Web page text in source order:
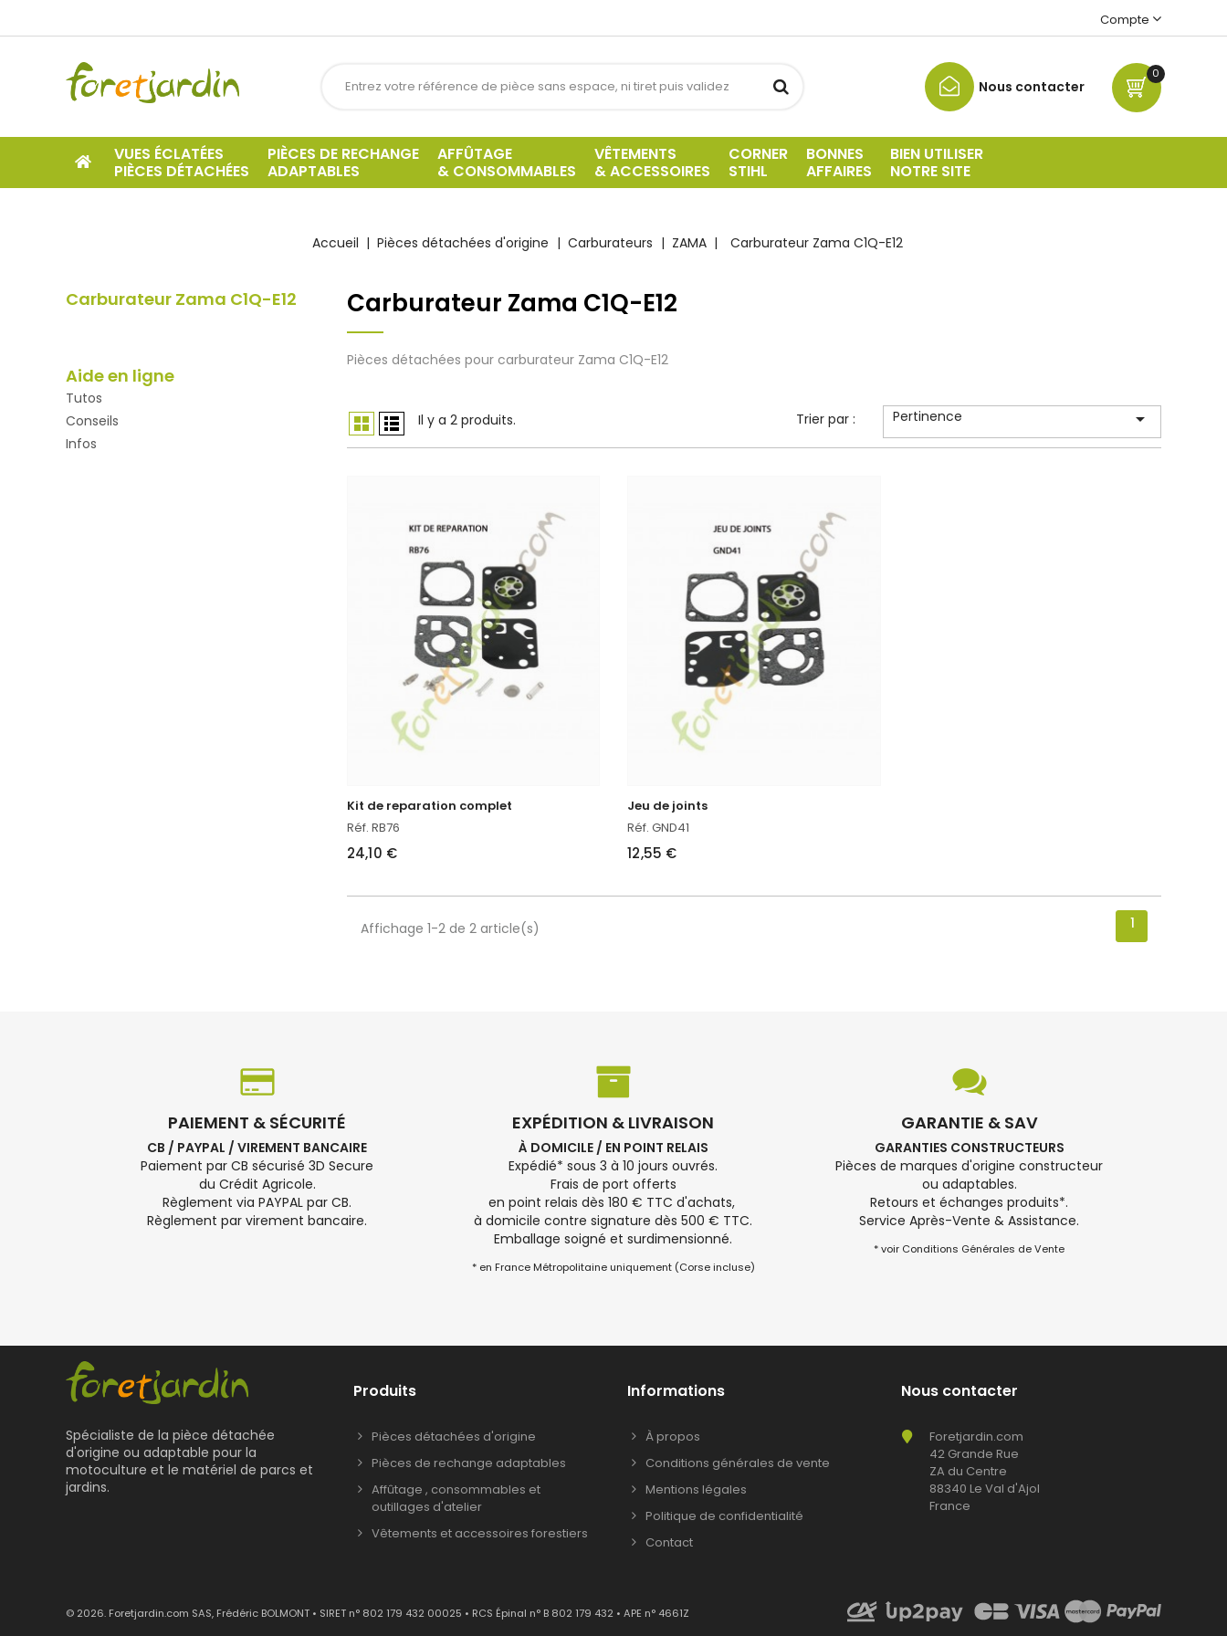
Compte
0
Nous contacter
VUES ÉCLATÉES
PIÈCES DÉTACHÉES
PIÈCES DE RECHANGE
ADAPTABLES
AFFÛTAGE
& CONSOMMABLES
VÊTEMENTS
& ACCESSOIRES
CORNER
STIHL
BONNES
AFFAIRES
BIEN UTILISER
NOTRE SITE
Accueil Pièces détachées d'origine Carburateurs ZAMA Carburateur Zama C1Q-E12
Carburateur Zama C1Q-E12
Aide en ligne
Tutos
Conseils
Infos
Carburateur Zama C1Q-E12
Pièces détachées pour carburateur Zama C1Q-E12
Il y a 2 produits. Trier par : Pertinence 
Kit de reparation complet
Réf. RB76
24,10 €
Jeu de joints
Réf. GND41
12,55 €
Affichage 1-2 de 2 article(s) 1
PAIEMENT & SÉCURITÉ
CB / PAYPAL / VIREMENT BANCAIRE
Paiement par CB sécurisé 3D Secure
du Crédit Agricole.
Règlement via PAYPAL par CB.
Règlement par virement bancaire.
EXPÉDITION & LIVRAISON
À DOMICILE / EN POINT RELAIS
Expédié* sous 3 à 10 jours ouvrés.
Frais de port offerts
en point relais dès 180 € TTC d'achats,
à domicile contre signature dès 500 € TTC.
Emballage soigné et surdimensionné.
* en France Métropolitaine uniquement (Corse incluse)
GARANTIE & SAV
GARANTIES CONSTRUCTEURS
Pièces de marques d'origine constructeur
ou adaptables.
Retours et échanges produits*.
Service Après-Vente & Assistance.
* voir Conditions Générales de Vente
Spécialiste de la pièce détachée
d'origine ou adaptable pour la
motoculture et le matériel de parcs et
jardins.
Produits
Pièces détachées d'origine
Pièces de rechange adaptables
Affûtage , consommables et
outillages d'atelier
Vêtements et accessoires forestiers
Informations
À propos
Conditions générales de vente
Mentions légales
Politique de confidentialité
Contact
Nous contacter
Foretjardin.com
42 Grande Rue
ZA du Centre
88340 Le Val d'Ajol
France
© 2026. Foretjardin.com SAS, Frédéric BOLMONT • SIRET n° 802 179 432 00025 • RCS Épinal n° B 802 179 432 • APE n° 4661Z